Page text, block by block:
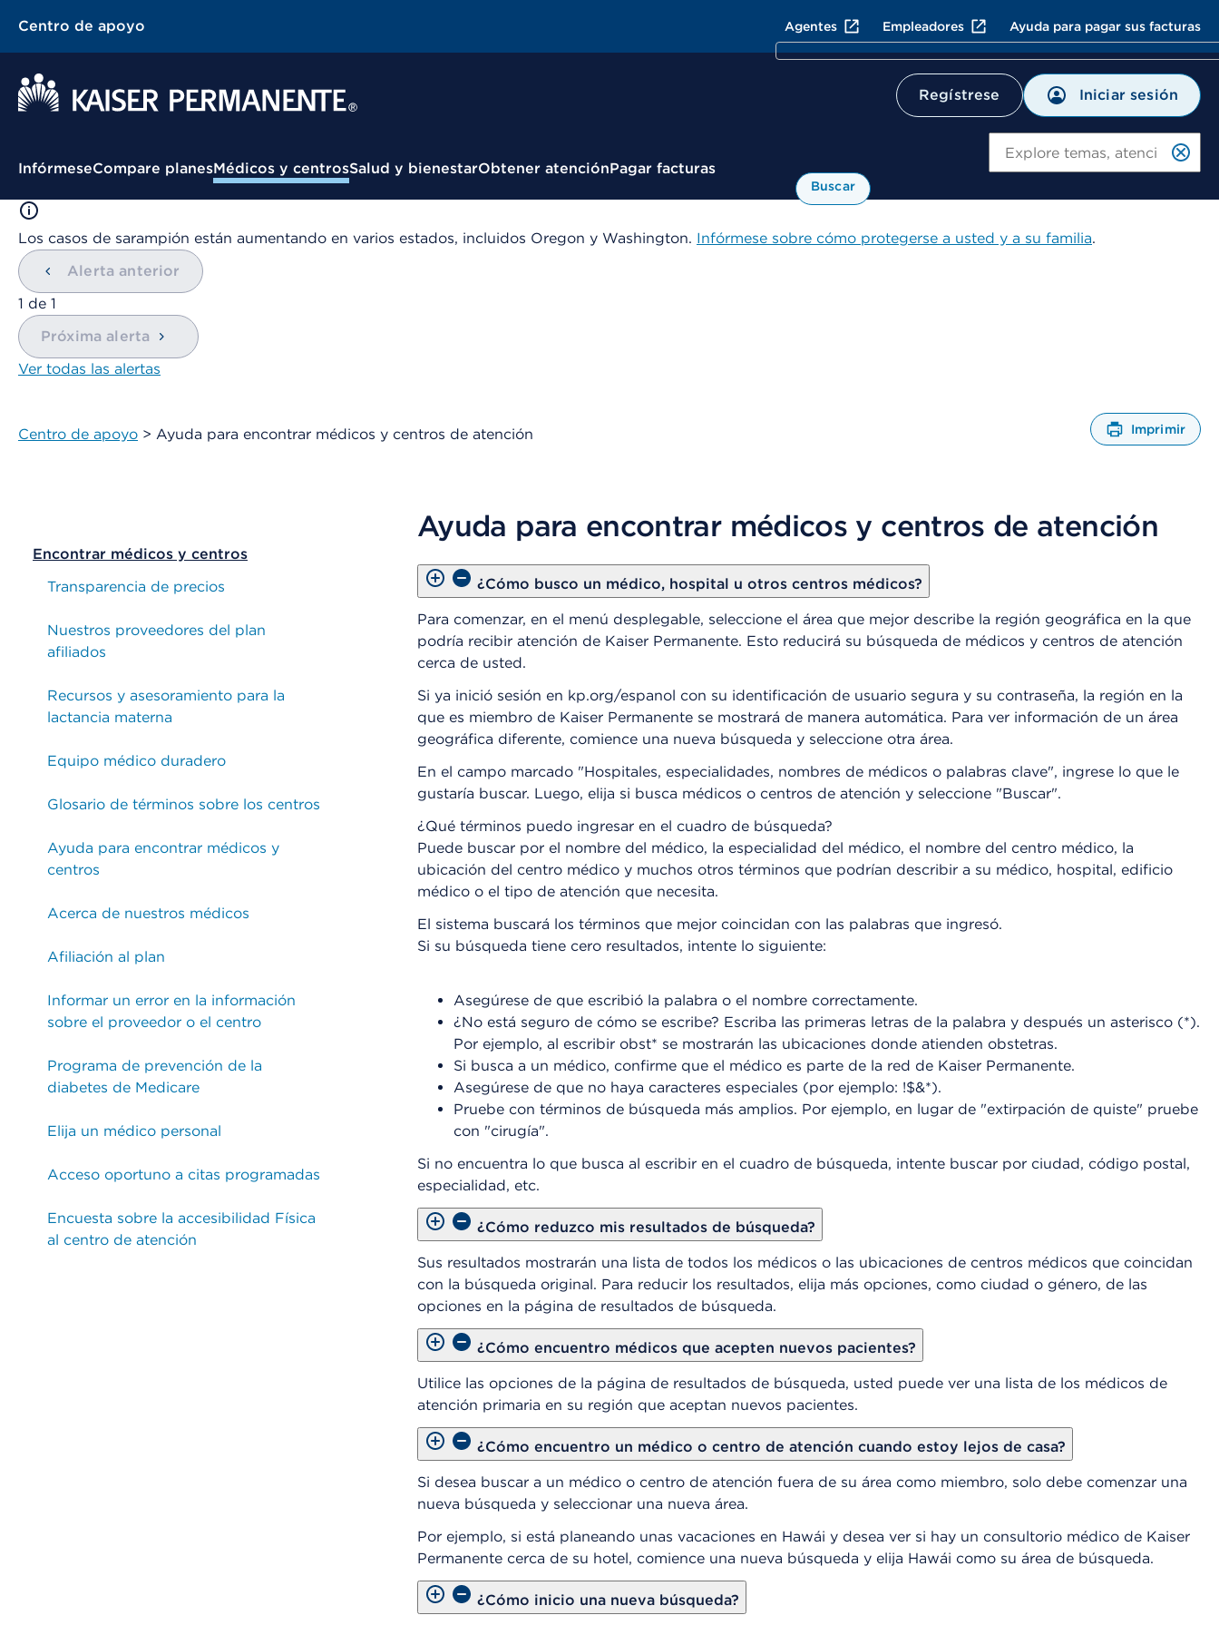
Centro de apoyo Agentes Empleadores Ayuda para pagar sus facturas
Regístrese Iniciar sesión
Menú contextual
InfórmeseCompare planesMédicos y centrosSalud y bienestarObtener atenciónPagar facturas
Buscar
Los casos de sarampión están aumentando en varios estados, incluidos Oregon y Washington. Infórmese sobre cómo protegerse a usted y a su familia.
Alerta anterior
mostrando
1 de 1
Próxima alerta
Ver todas las alertas
Centro de apoyo > Ayuda para encontrar médicos y centros de atención
Imprimir
A
u
n
d
r
o
D
i
o
Encontrar médicos y centros
Transparencia de precios
Nuestros proveedores del plan
afiliados
Recursos y asesoramiento para la
lactancia materna
Equipo médico duradero
Glosario de términos sobre los centros
Ayuda para encontrar médicos y
centros
Acerca de nuestros médicos
Afiliación al plan
Informar un error en la información
sobre el proveedor o el centro
Programa de prevención de la
diabetes de Medicare
Elija un médico personal
Acceso oportuno a citas programadas
Encuesta sobre la accesibilidad Física
al centro de atención
Ayuda para encontrar médicos y centros de atención
¿Cómo busco un médico, hospital u otros centros médicos?
Para comenzar, en el menú desplegable, seleccione el área que mejor describe la región geográfica en la que
podría recibir atención de Kaiser Permanente. Esto reducirá su búsqueda de médicos y centros de atención
cerca de usted.
Si ya inició sesión en kp.org/espanol con su identificación de usuario segura y su contraseña, la región en la
que es miembro de Kaiser Permanente se mostrará de manera automática. Para ver información de un área
geográfica diferente, comience una nueva búsqueda y seleccione otra área.
En el campo marcado "Hospitales, especialidades, nombres de médicos o palabras clave", ingrese lo que le
gustaría buscar. Luego, elija si busca médicos o centros de atención y seleccione "Buscar".
¿Qué términos puedo ingresar en el cuadro de búsqueda?
Puede buscar por el nombre del médico, la especialidad del médico, el nombre del centro médico, la
ubicación del centro médico y muchos otros términos que podrían describir a su médico, hospital, edificio
médico o el tipo de atención que necesita.
El sistema buscará los términos que mejor coincidan con las palabras que ingresó.
Si su búsqueda tiene cero resultados, intente lo siguiente:
Asegúrese de que escribió la palabra o el nombre correctamente.
¿No está seguro de cómo se escribe? Escriba las primeras letras de la palabra y después un asterisco (*).
Por ejemplo, al escribir obst* se mostrarán las ubicaciones donde atienden obstetras.
Si busca a un médico, confirme que el médico es parte de la red de Kaiser Permanente.
Asegúrese de que no haya caracteres especiales (por ejemplo: !$&*).
Pruebe con términos de búsqueda más amplios. Por ejemplo, en lugar de "extirpación de quiste" pruebe
con "cirugía".
Si no encuentra lo que busca al escribir en el cuadro de búsqueda, intente buscar por ciudad, código postal,
especialidad, etc.
¿Cómo reduzco mis resultados de búsqueda?
Sus resultados mostrarán una lista de todos los médicos o las ubicaciones de centros médicos que coincidan
con la búsqueda original. Para reducir los resultados, elija más opciones, como ciudad o género, de las
opciones en la página de resultados de búsqueda.
¿Cómo encuentro médicos que acepten nuevos pacientes?
Utilice las opciones de la página de resultados de búsqueda, usted puede ver una lista de los médicos de
atención primaria en su región que aceptan nuevos pacientes.
¿Cómo encuentro un médico o centro de atención cuando estoy lejos de casa?
Si desea buscar a un médico o centro de atención fuera de su área como miembro, solo debe comenzar una
nueva búsqueda y seleccionar una nueva área.
Por ejemplo, si está planeando unas vacaciones en Hawái y desea ver si hay un consultorio médico de Kaiser
Permanente cerca de su hotel, comience una nueva búsqueda y elija Hawái como su área de búsqueda.
¿Cómo inicio una nueva búsqueda?